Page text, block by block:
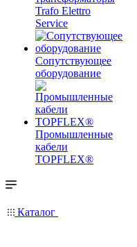
Trafo Elettro
Service
Сопутствующее
оборудование
Промышленные
кабели
TOPFLEX®
Каталог